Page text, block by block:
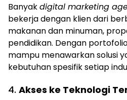
Banyakdigital marketing
bekerja dengan klien dari
makanan dan minuman,
pendidikan. Dengan
mampu menawarkan solusi
kebutuhan spesifik setiap
4. Akses ke Teknologi